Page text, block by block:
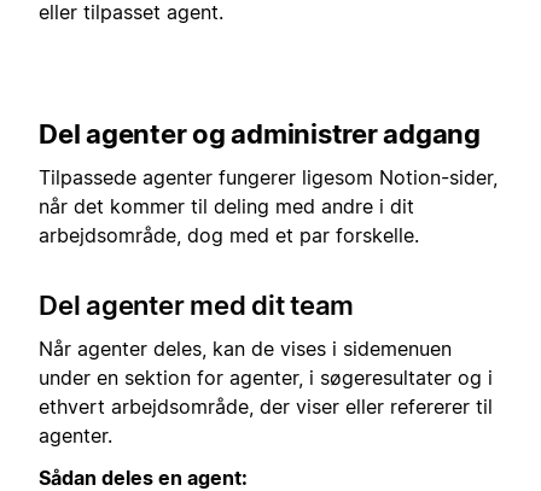
eller tilpasset agent.
Del agenter og administrer adgang
Tilpassede agenter fungerer ligesom Notion-sider,
når det kommer til deling med andre i dit
arbejdsområde, dog med et par forskelle.
Del agenter med dit team
Når agenter deles, kan de vises i sidemenuen
under en sektion for agenter, i søgeresultater og i
ethvert arbejdsområde, der viser eller refererer til
agenter.
Sådan deles en agent: